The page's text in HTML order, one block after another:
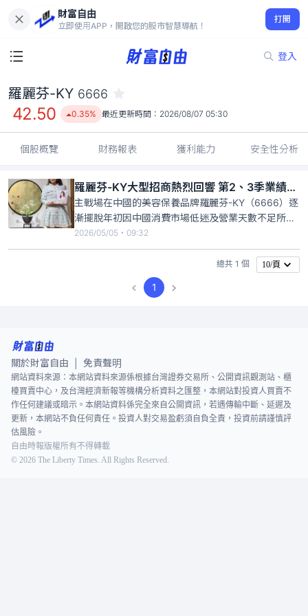
財富自由
立即使用APP，開啟您的股市智慧導航！
打開
登入
42.50
0.35%
羅麗芬-KY 6666
42.50 0.35% 最近更新時間： 2026/08/07 05:30
個股概覽 財務報表 獲利能力 安全性分析
羅麗芬-KY大型招商熱烈回響 第2、3季業績可期
主戰場在中國的美容保養品牌羅麗芬-KY（6666）逐
漸擺脫年初因中國消費市場低迷及營業天數不足所帶
來的影響，3月營收回升，且在4月21日今年度首場全
國性招商大會，締造疫情過後，單場參與店家數及簽
單金額新高，市場預期羅麗芬-KY今年第二、三季業
2026/05/05・09:32
總共 1 個 10/頁
1
關於財富自由 免責聲明
網站資料來源：本網站資料來源係根據台灣證券交易所、公開資訊觀測站、櫃
檯買賣中心，及台灣經濟新報等機構分析資料之匯整，本網站對投資人買賣不
作任何建議或暗示。本網站資料係完全來自公開資訊，若遇傳輸中斷、延遲及
更新，本網站不負任何責任。投資人對交易盈虧須自負全責，投資前請謹慎評
估風險。
自由時報版權所有不得轉載
© 2026 The Liberty Times. All Rights Reserved.